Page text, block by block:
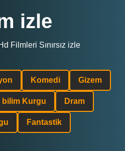
izle
Filmleri Sınırsız izle
Komedi Gizem
bilim Kurgu Dram
Fantastik